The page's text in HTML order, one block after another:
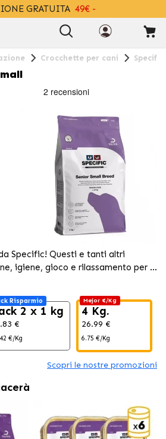
GRATUITA 49€ -
Crocchette per cani
Specific! Questi e tanti altri
igiene, gioco e rilassamento per il
Risparmio
2 x 1 kg
€
€/Kg
Mejor €/Kg
4 Kg.
26.99 €
6.75 €/Kg
Scopri le nostre promozioni